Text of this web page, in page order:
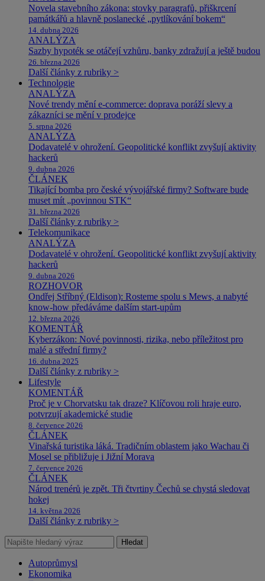
Novela stavebního zákona: stovky paragrafů, přiškrcení
památkářů a hlavně poslanecké „pytlíkování bokem“
14. dubna 2026
ANALÝZA
Sazby hypoték se otáčejí vzhůru, banky zdražují a ještě budou
26. března 2026
Další články z rubriky >
Technologie
ANALÝZA
Nové trendy mění e-commerce: doprava poráží slevy a
zákazníci se mění v prodejce
5. srpna 2026
ANALÝZA
Dodavatelé v ohrožení. Geopolitické konflikt zvyšují aktivity
hackerů
9. dubna 2026
ČLÁNEK
Tikající bomba pro české vývojářské firmy? Software bude
muset mít „povinnou STK“
31. března 2026
Další články z rubriky >
Telekomunikace
ANALÝZA
Dodavatelé v ohrožení. Geopolitické konflikt zvyšují aktivity
hackerů
9. dubna 2026
ROZHOVOR
Ondřej Stříbný (Eldison): Rosteme spolu s Mews, a nabyté
know-how předáváme dalším start-upům
12. března 2026
KOMENTÁŘ
Kyberzákon: Nové povinnosti, rizika, nebo příležitost pro
malé a střední firmy?
16. dubna 2025
Další články z rubriky >
Lifestyle
KOMENTÁŘ
Proč je v Chorvatsku tak draze? Klíčovou roli hraje euro,
potvrzují akademické studie
8. července 2026
ČLÁNEK
Vinařská turistika láká. Tradičním oblastem jako Wachau či
Mosel se přibližuje i Jižní Morava
7. července 2026
ČLÁNEK
Národ trenérů je zpět. Tři čtvrtiny Čechů se chystá sledovat
hokej
14. května 2026
Další články z rubriky >
Hledat
Autoprůmysl
Ekonomika